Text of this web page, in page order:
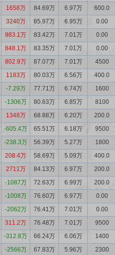
1658万 84.69万 6.97万 600.0
3240万 85.97万 6.95万 0.00
983.1万 83.42万 7.01万 0.00
848.1万 83.35万 7.01万 0.00
802.9万 87.07万 7.01万 4500
1183万 80.03万 6.56万 400.0
-7.29万 77.71万 6.74万 1600
-1306万 80.63万 6.85万 8100
1348万 68.88万 6.20万 200.0
-605.4万 65.51万 6.18万 9500
-238.3万 56.39万 5.27万 1800
208.4万 58.69万 5.09万 400.0
2711万 84.13万 6.97万 200.0
-1087万 72.63万 6.99万 200.0
-1008万 76.60万 6.97万 0.00
-2062万 76.41万 7.01万 0.00
311.2万 76.48万 7.01万 9500
-312.8万 66.24万 6.06万 1400
-2566万 67.83万 5.96万 2300